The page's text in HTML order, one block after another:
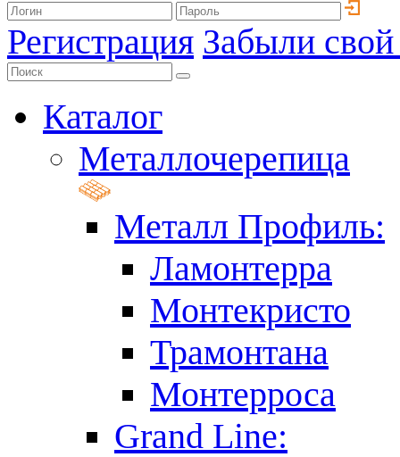
Регистрация Забыли
Каталог
Металлочерепица
Металл Профиль:
Ламонтерра
Монтекристо
Трамонтана
Монтерроса
Grand Line: